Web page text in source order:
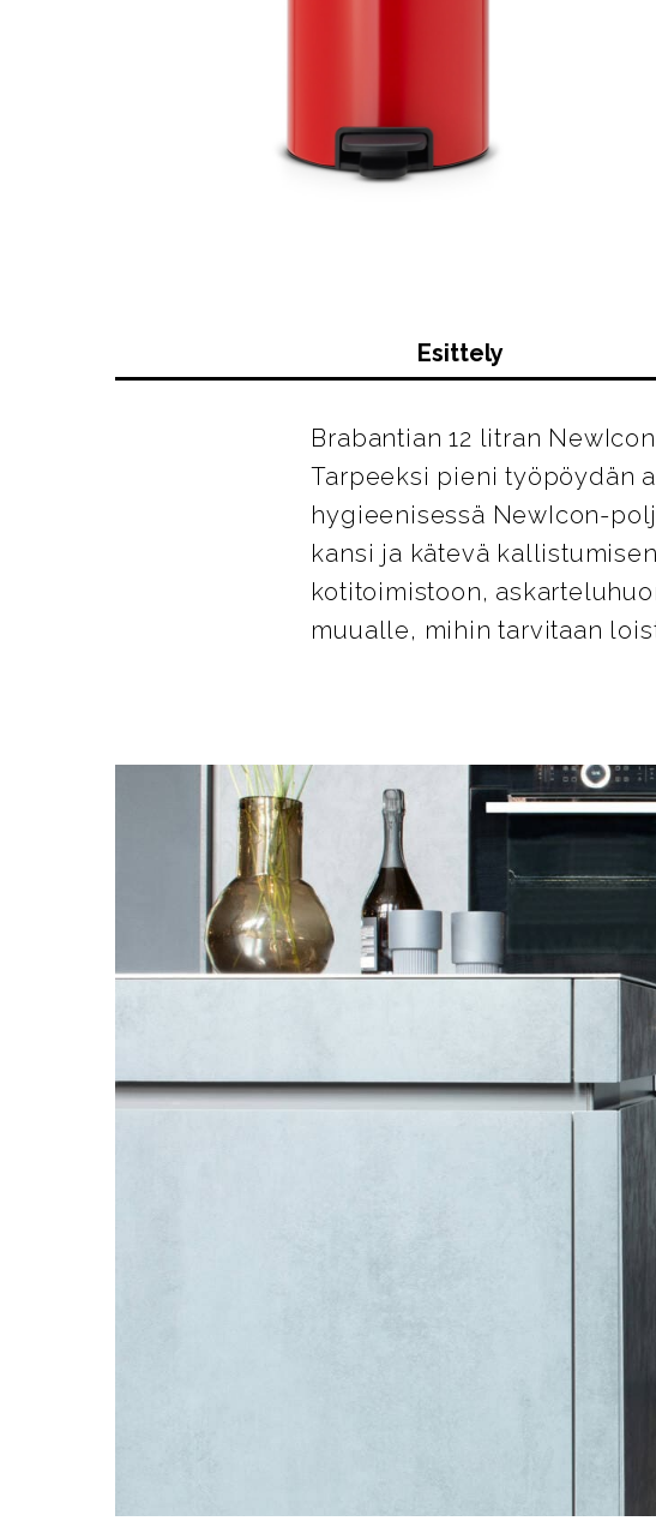
Esittely
Brabantian 12 litran
Tarpeeksi pieni työpöydän
hygieenisessä NewIcon-
kansi ja kätevä
kotitoimistoon,
muualle, mihin tarvitaan